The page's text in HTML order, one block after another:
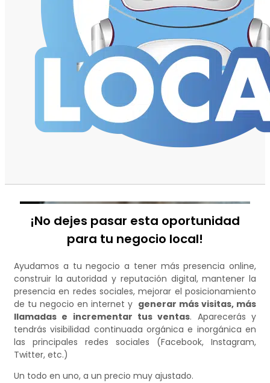
¡No dejes pasar esta oportunidad
para tu negocio local!
Ayudamos a tu negocio a tener más presencia online,
construir la autoridad y reputación digital, mantener la
presencia en redes sociales, mejorar el posicionamiento
de tu negocio en internet y generar más visitas, más
llamadas e incrementar tus ventas. Aparecerás y
tendrás visibilidad continuada orgánica e inorgánica en
las principales redes sociales (Facebook, Instagram,
Twitter, etc.)
Un todo en uno, a un precio muy ajustado.